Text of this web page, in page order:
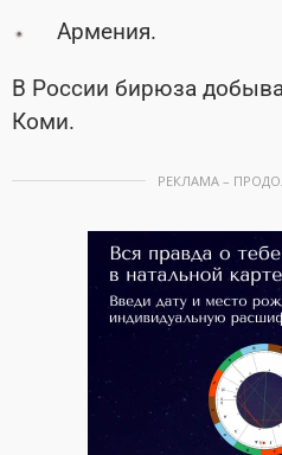
Армения.
В России бирюза
Коми.
РЕКЛАМА –